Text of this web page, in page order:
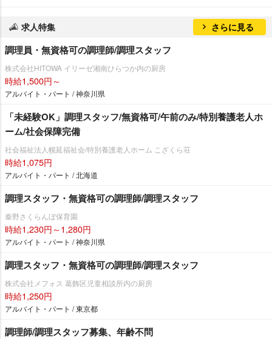
求人特集 さらに見る
調理員・無資格可の調理師/調理スタッフ
株式会社HITOWA イリーゼ湘南ひらつか内の厨房
時給1,500円～
アルバイト・パート / 神奈川県
「未経験OK」調理スタッフ/無資格可/午前のみ/特別養護老人ホ
ーム/社会保障完備
社会福祉法人幌延福祉会/特別養護老人ホーム こざくら荘
時給1,075円
アルバイト・パート / 北海道
調理スタッフ・無資格可の調理師/調理スタッフ
秦野さくらんぼ保育園
時給1,230円～1,280円
アルバイト・パート / 神奈川県
調理スタッフ・無資格可の調理師/調理スタッフ
株式会社メフォス 葛飾区児童相談所内の厨房
時給1,250円
アルバイト・パート / 東京都
調理師/調理スタッフ募集、年齢不問